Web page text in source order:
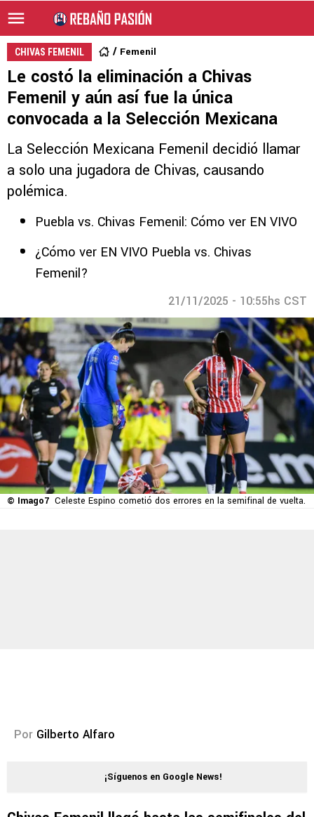
CHIVAS FEMENIL Femenil
Le costó la eliminación a Chivas
Femenil y aún así fue la única
convocada a la Selección Mexicana
La Selección Mexicana Femenil decidió llamar
a solo una jugadora de Chivas, causando
polémica.
Puebla vs. Chivas Femenil: Cómo ver EN VIVO
¿Cómo ver EN VIVO Puebla vs. Chivas
Femenil?
21/11/2025 - 10:55hs CST
© Imago7 Celeste Espino cometió dos errores en la semifinal de vuelta.
Por Gilberto Alfaro
¡Síguenos en Google News!